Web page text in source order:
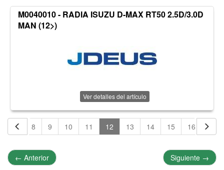
M0040010 - RADIA ISUZU D-MAX RT50 2.5D/3.0D
MAN (12>)
Ver detalles del artículo
7 8 9 10 11 12 13 14 15 16 17
← Anterior Siguiente →